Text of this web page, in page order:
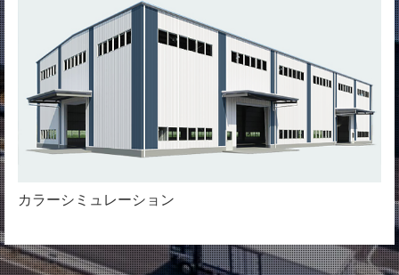
カラーシミュレーション